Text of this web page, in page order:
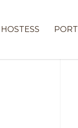
HOSTESS